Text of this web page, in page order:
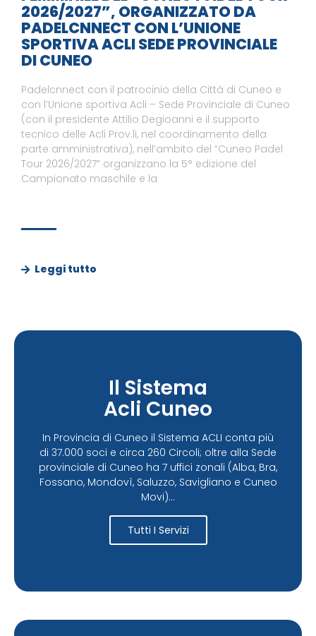
2026/2027”, ORGANIZZATO DA
PADELCNNECT CON L’UNIONE
SPORTIVA ACLI SEDE PROVINCIALE
DI CUNEO
Padelcnnect con il patrocinio della Città di Cuneo e
con l’Unione sportiva Acli – Sede Provinciale di Cuneo
(con il presidente Attilio Degioanni e il supporto
tecnico delle Acli Prov.li, nel coordinamento della
parte amministrativa), nell’ambito del “Cuneo Padel
Tour 2026/2027” organizzano la 5° edizione del
Campionato maschile e la
Leggi tutto
Il Sistema
Acli Cuneo
In Provincia di Cuneo il Sistema ACLI conta più
di 37.000 soci e circa 260 Circoli; oltre alla Sede
provinciale di Cuneo ha 7 uffici zonali (Alba, Bra,
Fossano, Mondovì, Saluzzo, Savigliano e Cuneo
Movi)...
Tutti I Servizi